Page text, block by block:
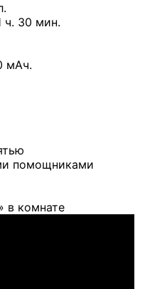
ч. 30 мин.
мАч.
помощниками
в комнате